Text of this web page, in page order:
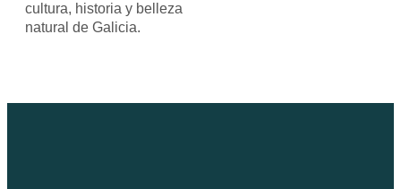
cultura, historia y belleza
natural de Galicia.